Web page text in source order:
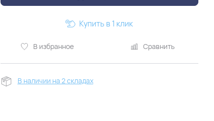
В избранное Сравнить
Купить в 1 клик
В наличии на 2 складах